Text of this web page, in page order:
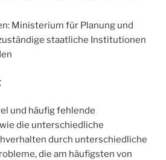
Ministerium für Planung und
staatliche Institutionen
und häufig fehlende
die unterschiedliche
durch unterschiedliche
die am häufigsten von